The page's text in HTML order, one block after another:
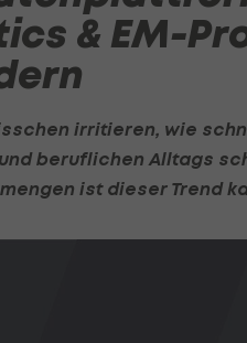
& EM-
irritieren, wie
beruflichen Alltags
ist dieser Trend